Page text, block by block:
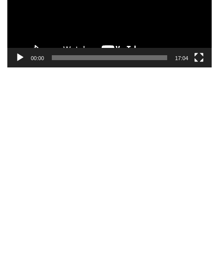
00:00 17:04